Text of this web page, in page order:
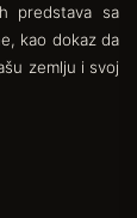
predstava sa
kao dokaz da
zemlju i svoj